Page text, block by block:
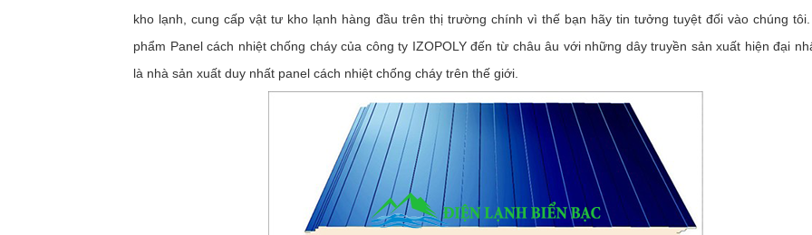
kho lạnh, cung cấp vật tư kho lạnh hàng đầu trên thị trường chính vì thế bạn hãy tin tưởng tuyệt đối vào chúng
phẩm Panel cách nhiệt chống cháy của công ty IZOPOLY đến từ châu âu với những dây truyền sản xuất hiện đại
là nhà sản xuất duy nhất panel cách nhiệt chống cháy trên thế giới.